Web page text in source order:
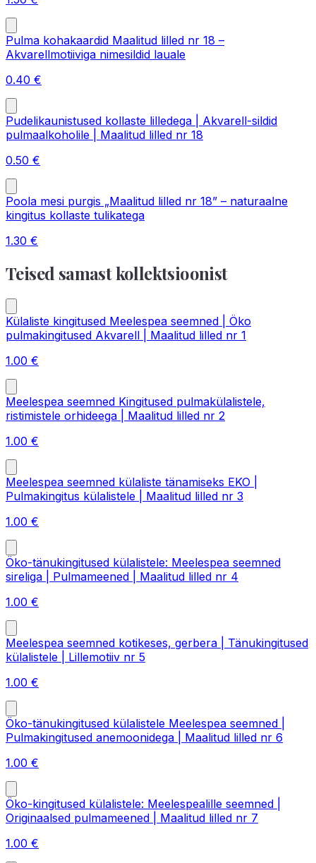
Pulma kohakaardid Maalitud lilled nr 18 –
Akvarellmotiiviga nimesildid lauale
0.40 €
Pudelikaunistused kollaste lilledega | Akvarell-sildid
pulmaalkoholile | Maalitud lilled nr 18
0.50 €
Poola mesi purgis „Maalitud lilled nr 18” – naturaalne
kingitus kollaste tulikatega
1.30 €
Teised samast kollektsioonist
Külaliste kingitused Meelespea seemned | Öko
pulmakingitused Akvarell | Maalitud lilled nr 1
1.00 €
Meelespea seemned Kingitused pulmakülalistele,
ristimistele orhideega | Maalitud lilled nr 2
1.00 €
Meelespea seemned külaliste tänamiseks EKO |
Pulmakingitus külalistele | Maalitud lilled nr 3
1.00 €
Öko-tänukingitused külalistele: Meelespea seemned
sireliga | Pulmameened | Maalitud lilled nr 4
1.00 €
Meelespea seemned kotikeses, gerbera | Tänukingitused
külalistele | Lillemotiiv nr 5
1.00 €
Öko-tänukingitused külalistele Meelespea seemned |
Pulmakingitused anemoonidega | Maalitud lilled nr 6
1.00 €
Öko-kingitused külalistele: Meelespealille seemned |
Originaalsed pulmameened | Maalitud lilled nr 7
1.00 €